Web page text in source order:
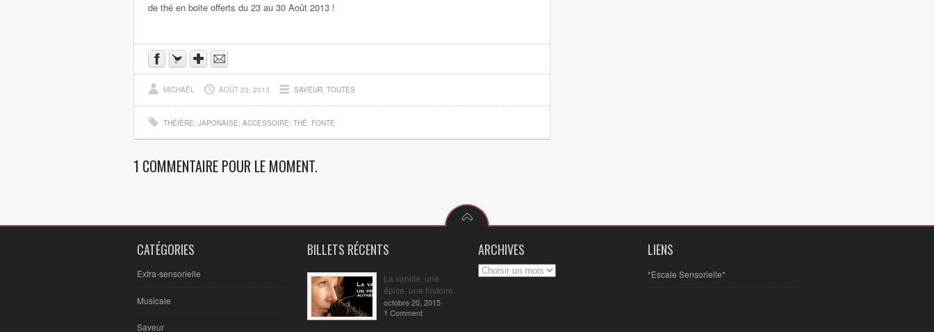
de thé en boite offerts du 23 au 30 Août 2013 !
MICHAËL AOÛT 23, 2013 SAVEUR TOUTES
THÉIÈRE; JAPONAISE; ACCESSOIRE; THÉ; FONTE
1 COMMENTAIRE POUR LE MOMENT.
CATÉGORIES
Extra-sensorielle
Musicale
Saveur
BILLETS RÉCENTS
La vanille, une
épice, une histoire.
octobre 20, 2015
1 Comment
ARCHIVES LIENS
*Escale Sensorielle*